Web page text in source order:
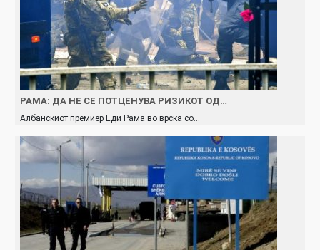
РАМА: ДА НЕ СЕ ПОТЦЕНУВА РИЗИКОТ ОД…
Албанскиот премиер Еди Рама во врска со…